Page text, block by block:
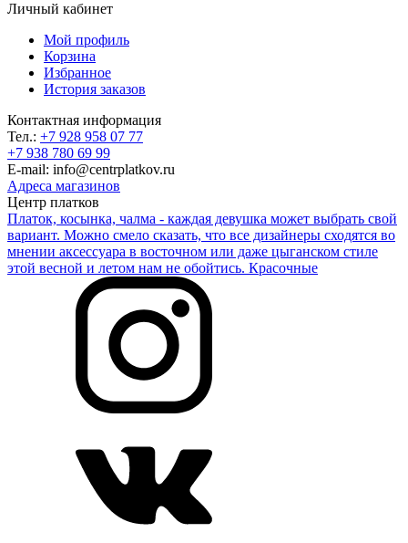
Личный кабинет
Мой профиль
Корзина
Избранное
История заказов
Контактная информация
Тел.: +7 928 958 07 77
+7 938 780 69 99
E-mail: info@centrplatkov.ru
Адреса магазинов
Центр платков
Платок, косынка, чалма - каждая девушка может выбрать свой
вариант. Можно смело сказать, что все дизайнеры сходятся во
мнении аксессуара в восточном или даже цыганском стиле
этой весной и летом нам не обойтись. Красочные